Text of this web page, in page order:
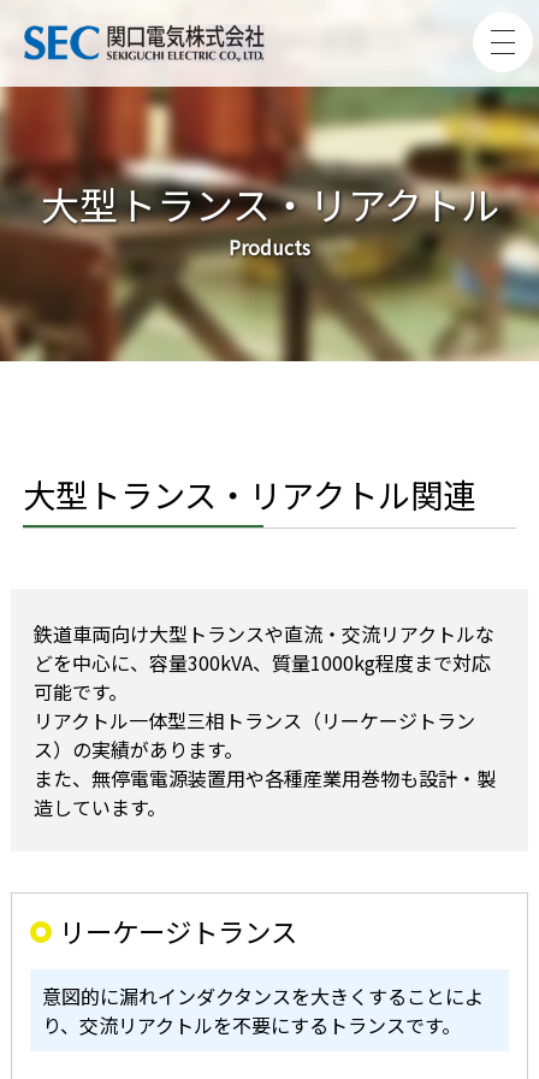
大型トランス・リアクトル
Products
大型トランス・リアクトル関連
鉄道車両向け大型トランスや直流・交流リアクトルな
どを中心に、容量300kVA、質量1000kg程度まで対応
可能です。
リアクトル一体型三相トランス（リーケージトラン
ス）の実績があります。
また、無停電電源装置用や各種産業用巻物も設計・製
造しています。
リーケージトランス
意図的に漏れインダクタンスを大きくすることによ
り、交流リアクトルを不要にするトランスです。